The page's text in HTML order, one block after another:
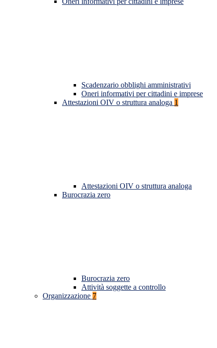
Scadenzario obblighi amministrativi
Oneri informativi per cittadini e imprese
Attestazioni OIV o struttura analoga 1
Attestazioni OIV o struttura analoga
Burocrazia zero
Burocrazia zero
Attività soggette a controllo
Organizzazione 7